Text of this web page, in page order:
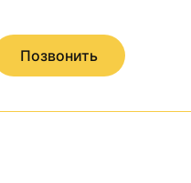
Позвонить